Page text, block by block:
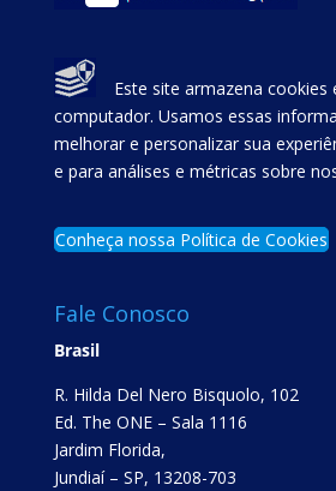
Este site armazena cookies
computador. Usamos essas
melhorar e personalizar sua
e para análises e métricas sobre
Conheça nossa Política de Cookies
Fale Conosco
Brasil
R. Hilda Del Nero Bisquolo, 102
Ed. The ONE – Sala 1116
Jardim Florida,
Jundiaí – SP, 13208-703